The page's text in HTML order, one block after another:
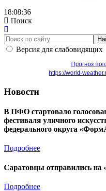
18:08:36
Поиск
Версия для слабовидящих
Прогноз
https://world-
Новости
В ПФО стартовало
фестиваля уличного
федерального округа
Подробнее
Саратовцы отправились
Подробнее